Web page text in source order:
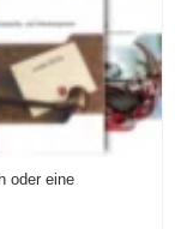
oder eine